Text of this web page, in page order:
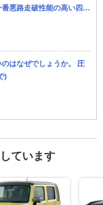
悪路走破性能の高い四駆
お聞かせ下さい。ちなみ
はなぜでしょうか。 圧
)
ています